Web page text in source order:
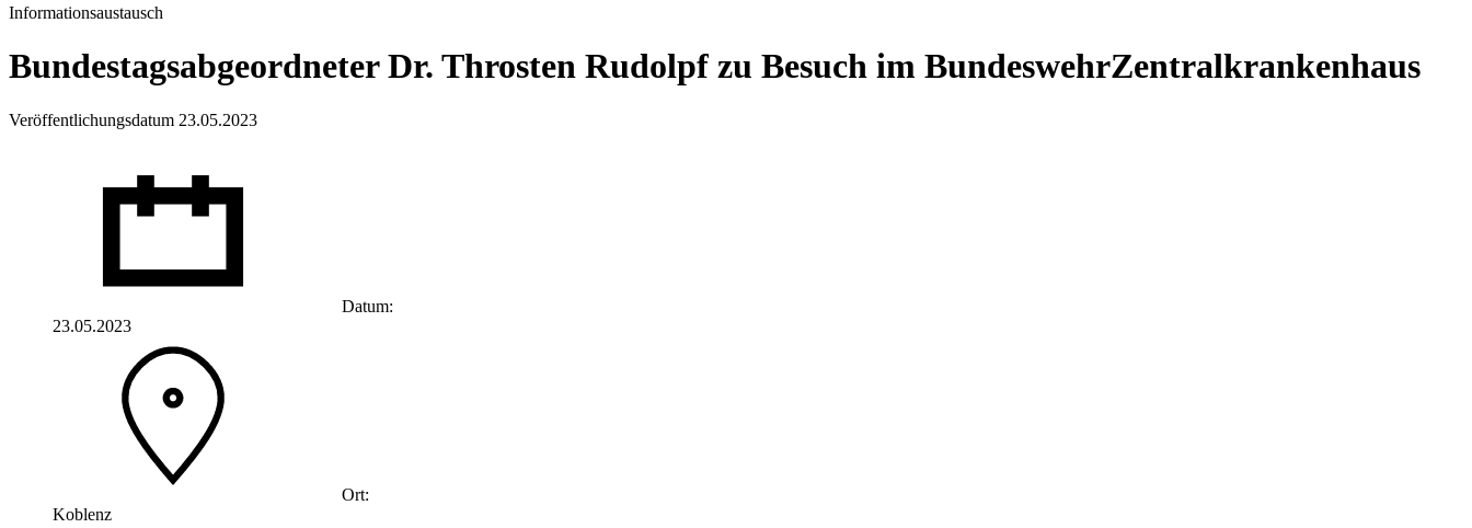
Informationsaustausch
Bundestagsabgeordneter Dr. Throsten Rudolpf zu Besuch im BundeswehrZentralkrankenhaus
Veröffentlichungsdatum 23.05.2023
Datum:
23.05.2023
Ort:
Koblenz